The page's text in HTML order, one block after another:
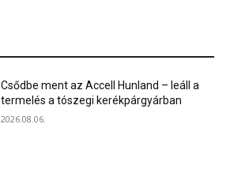
Csődbe ment az Accell Hunland – leáll a
termelés a tószegi kerékpárgyárban
2026.08.06.